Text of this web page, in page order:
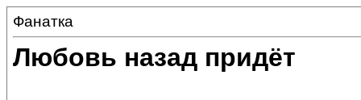
Фанатка
Любовь назад придёт